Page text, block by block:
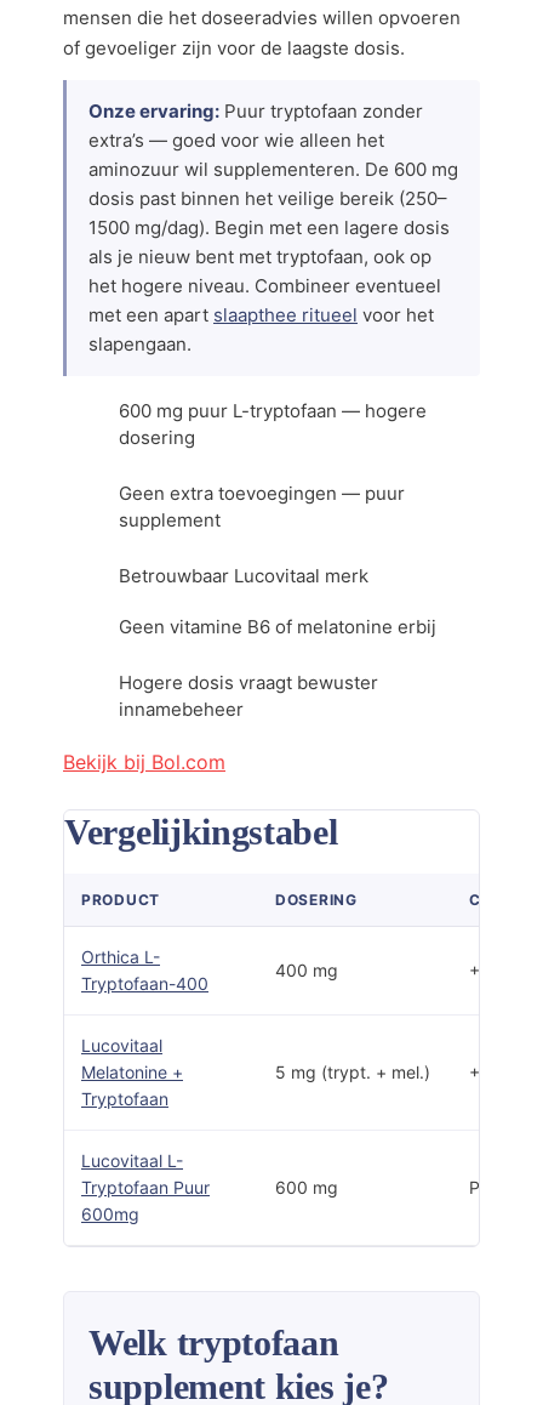
mensen die het doseeradvies willen opvoeren
of gevoeliger zijn voor de laagste dosis.
Onze ervaring: Puur tryptofaan zonder
extra’s — goed voor wie alleen het
aminozuur wil supplementeren. De 600 mg
dosis past binnen het veilige bereik (250–
1500 mg/dag). Begin met een lagere dosis
als je nieuw bent met tryptofaan, ook op
het hogere niveau. Combineer eventueel
met een apart slaapthee ritueel voor het
slapengaan.
600 mg puur L-tryptofaan — hogere
dosering
Geen extra toevoegingen — puur
supplement
Betrouwbaar Lucovitaal merk
Geen vitamine B6 of melatonine erbij
Hogere dosis vraagt bewuster
innamebeheer
Bekijk bij Bol.com
Vergelijkingstabel
PRODUCT DOSERING
Orthica L-
Tryptofaan-400
400 mg +
Lucovitaal
Melatonine +
Tryptofaan
5 mg (trypt. + mel.) +
Lucovitaal L-
Tryptofaan Puur
600mg
600 mg Puur
Welk tryptofaan
supplement kies je?